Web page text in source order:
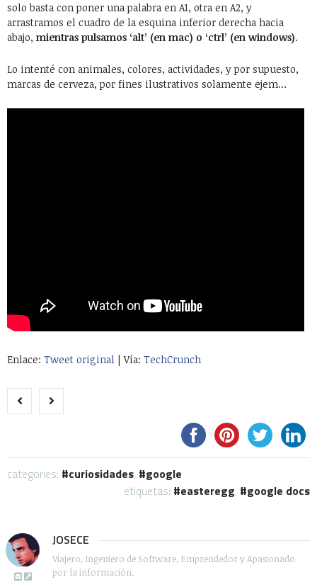
solo basta con poner una palabra en A1, otra en A2, y
arrastramos el cuadro de la esquina inferior derecha hacia
abajo, mientras pulsamos ‘alt’ (en mac) o ‘ctrl’ (en windows).
Lo intenté con animales, colores, actividades, y por supuesto,
marcas de cerveza, por fines ilustrativos solamente ejem…
Enlace: Tweet original | Vía: TechCrunch
categories: curiosidades,
google
etiquetas:
easteregg, google docs
JOSECE
Viajero, Ingeniero de Software, Emprendedor y Apasionado
por la información.